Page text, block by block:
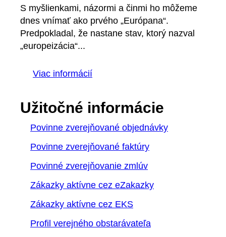
S myšlienkami, názormi a činmi ho môžeme
dnes vnímať ako prvého „Európana“.
Predpokladal, že nastane stav, ktorý nazval
„europeizácia“...
Viac informácií
Užitočné informácie
Povinne zverejňované objednávky
Povinne zverejňované faktúry
Povinné zverejňovanie zmlúv
Zákazky aktívne cez eZakazky
Zákazky aktívne cez EKS
Profil verejného obstarávateľa